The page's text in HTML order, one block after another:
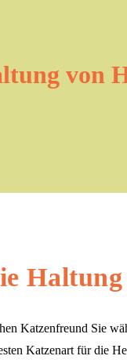
von
Katzenfreund Sie
Katzenart für die